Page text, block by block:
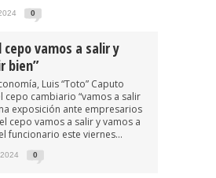
0
cepo vamos a salir y
bien”
Luis “Toto” Caputo
cepo cambiario “vamos a salir
exposición ante empresarios
cepo vamos a salir y vamos a
funcionario este viernes...
0